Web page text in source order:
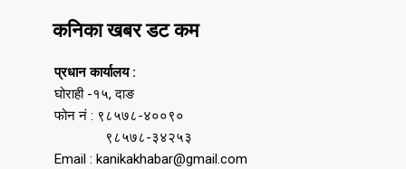
कनिका खबर डट कम
प्रधान कार्यालय :
घोराही -१५, दाङ
फोन नं : ९८५७८-४००९०
९८५७८-३४२५३
Email : kanikakhabar@gmail.com